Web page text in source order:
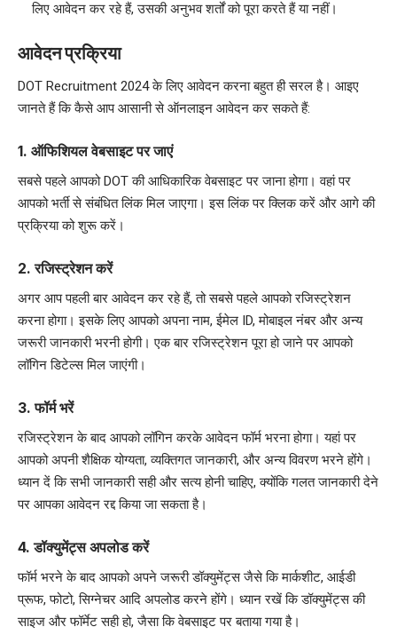
लिए आवेदन कर रहे हैं, उसकी अनुभव शर्तों को पूरा करते हैं या नहीं।
आवेदन प्रक्रिया
DOT Recruitment 2024 के लिए आवेदन करना बहुत ही सरल है। आइए
जानते हैं कि कैसे आप आसानी से ऑनलाइन आवेदन कर सकते हैं:
1. ऑफिशियल वेबसाइट पर जाएं
सबसे पहले आपको DOT की आधिकारिक वेबसाइट पर जाना होगा। वहां पर
आपको भर्ती से संबंधित लिंक मिल जाएगा। इस लिंक पर क्लिक करें और आगे की
प्रक्रिया को शुरू करें।
2. रजिस्ट्रेशन करें
अगर आप पहली बार आवेदन कर रहे हैं, तो सबसे पहले आपको रजिस्ट्रेशन
करना होगा। इसके लिए आपको अपना नाम, ईमेल ID, मोबाइल नंबर और अन्य
जरूरी जानकारी भरनी होगी। एक बार रजिस्ट्रेशन पूरा हो जाने पर आपको
लॉगिन डिटेल्स मिल जाएंगी।
3. फॉर्म भरें
रजिस्ट्रेशन के बाद आपको लॉगिन करके आवेदन फॉर्म भरना होगा। यहां पर
आपको अपनी शैक्षिक योग्यता, व्यक्तिगत जानकारी, और अन्य विवरण भरने होंगे।
ध्यान दें कि सभी जानकारी सही और सत्य होनी चाहिए, क्योंकि गलत जानकारी देने
पर आपका आवेदन रद्द किया जा सकता है।
4. डॉक्युमेंट्स अपलोड करें
फॉर्म भरने के बाद आपको अपने जरूरी डॉक्युमेंट्स जैसे कि मार्कशीट, आईडी
प्रूफ, फोटो, सिग्नेचर आदि अपलोड करने होंगे। ध्यान रखें कि डॉक्युमेंट्स की
साइज और फॉर्मेट सही हो, जैसा कि वेबसाइट पर बताया गया है।